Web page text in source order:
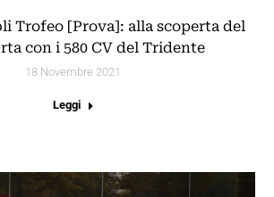
Trofeo [Prova]: alla scoperta del
con i 580 CV del Tridente
18 Novembre 2021
Leggi